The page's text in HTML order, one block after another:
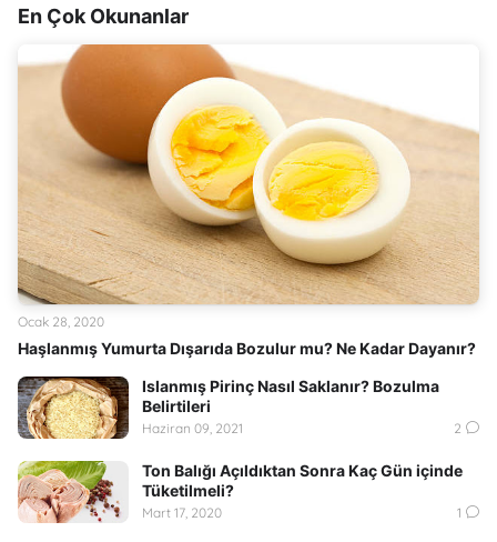
En Çok Okunanlar
Haşlanmış Yumurta Dışarıda Bozulur mu? Ne Kadar Dayanır?
Ocak 28, 2020
Islanmış Pirinç Nasıl Saklanır? Bozulma
Belirtileri
Haziran 09, 2021 2
Ton Balığı Açıldıktan Sonra Kaç Gün içinde
Tüketilmeli?
Mart 17, 2020 1